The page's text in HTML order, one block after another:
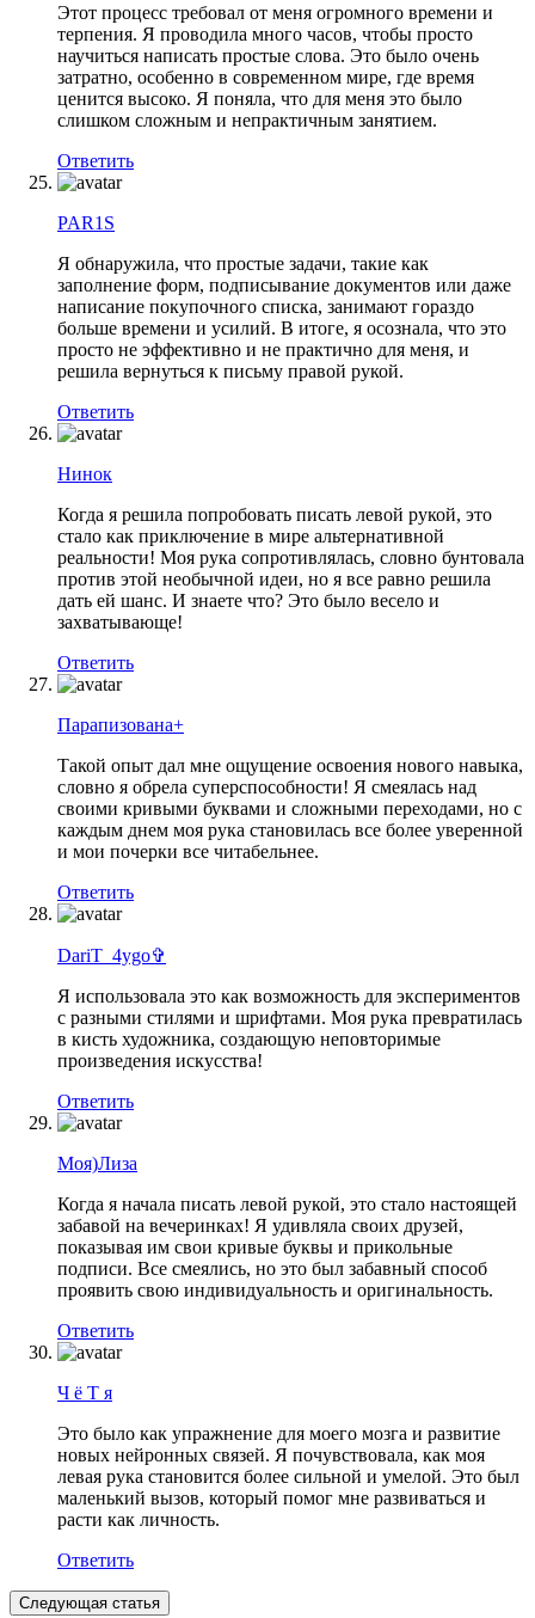
Этот процесс требовал от меня огромного времени и
терпения. Я проводила много часов, чтобы просто
научиться написать простые слова. Это было очень
затратно, особенно в современном мире, где время
ценится высоко. Я поняла, что для меня это было
слишком сложным и непрактичным занятием.
Ответить
PAR1S
Я обнаружила, что простые задачи, такие как
заполнение форм, подписывание документов или даже
написание покупочного списка, занимают гораздо
больше времени и усилий. В итоге, я осознала, что это
просто не эффективно и не практично для меня, и
решила вернуться к письму правой рукой.
Ответить
Нинок
Когда я решила попробовать писать левой рукой, это
стало как приключение в мире альтернативной
реальности! Моя рука сопротивлялась, словно бунтовала
против этой необычной идеи, но я все равно решила
дать ей шанс. И знаете что? Это было весело и
захватывающе!
Ответить
Парапизована+
Такой опыт дал мне ощущение освоения нового навыка,
словно я обрела суперспособности! Я смеялась над
своими кривыми буквами и сложными переходами, но с
каждым днем моя рука становилась все более уверенной
и мои почерки все читабельнее.
Ответить
DariT_4ygo✞︎
Я использовала это как возможность для экспериментов
с разными стилями и шрифтами. Моя рука превратилась
в кисть художника, создающую неповторимые
произведения искусства!
Ответить
Моя)Лиза
Когда я начала писать левой рукой, это стало настоящей
забавой на вечеринках! Я удивляла своих друзей,
показывая им свои кривые буквы и прикольные
подписи. Все смеялись, но это был забавный способ
проявить свою индивидуальность и оригинальность.
Ответить
Ч ё Т я
Это было как упражнение для моего мозга и развитие
новых нейронных связей. Я почувствовала, как моя
левая рука становится более сильной и умелой. Это был
маленький вызов, который помог мне развиваться и
расти как личность.
Ответить
Следующая статья